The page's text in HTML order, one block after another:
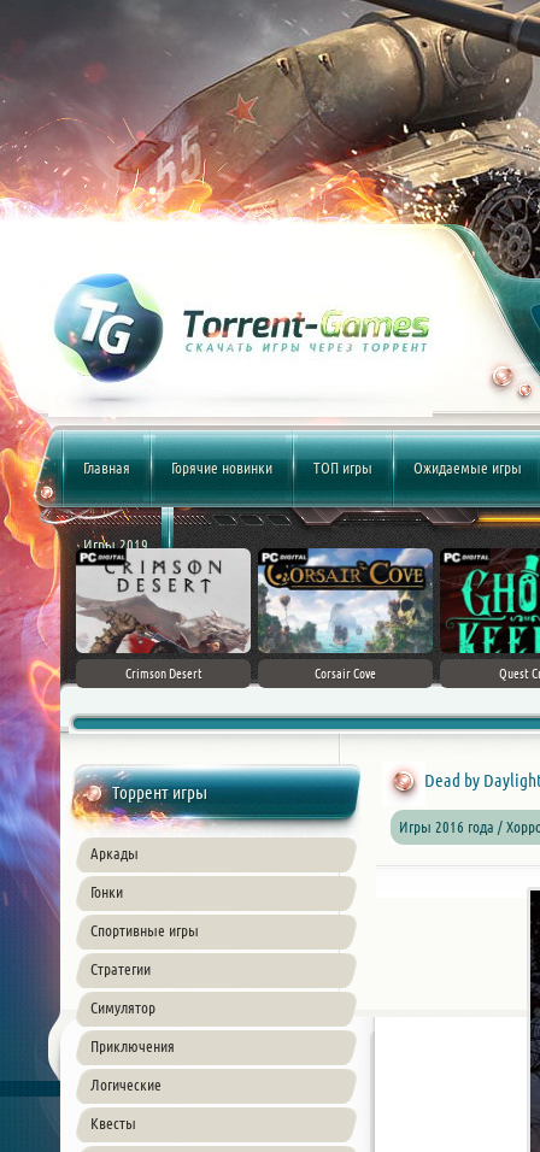
Главная Горячие новинки ТОП игры Ожидаемые игры
Игры 2019
5 Crimson Desert Corsair Cove Quest
Торрент игры
Аркады
Гонки
Спортивные игры
Стратегии
Симулятор
Приключения
Логические
Квесты
Dead by
Игры 2016 года /